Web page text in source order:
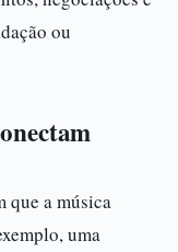
ou
que a música
uma